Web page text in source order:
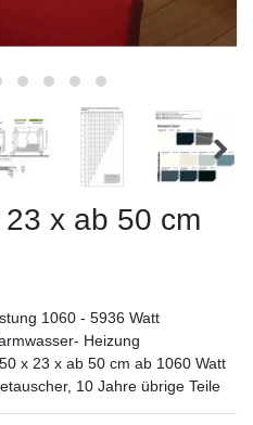
x ab 50 cm
1060 - 5936 Watt
Heizung
x 23 x ab 50 cm ab 1060 Watt
10 Jahre übrige Teile